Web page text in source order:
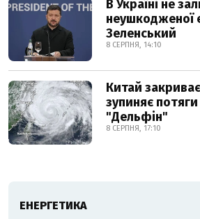
В Україні не
неушкодженої
Зеленський
8 СЕРПНЯ, 14:10
Китай
зупиняє
"Дельфін"
8 СЕРПНЯ, 17:10
ЕНЕРГЕТИКА